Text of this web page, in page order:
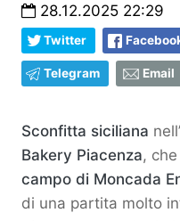
28.12.2025 22:29
Twitter
Telegram Email
Sconfitta siciliana
Bakery Piacenza,
campo di Moncada
di una partita molto